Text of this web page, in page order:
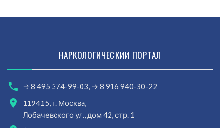
НАРКОЛОГИЧЕСКИЙ ПОРТАЛ
→ 8 495 374-99-03, → 8 916 940-30-22
119415, г. Москва,
Лобачевского ул., дом 42, стр. 1